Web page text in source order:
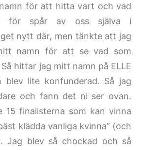
för att hitta vart och vad
för spår av oss själva i
nytt där, men tänkte att jag
namn för att se vad som
hittar jag mitt namn på ELLE
blev lite konfunderad. Så jag
och fann det ni ser ovan.
15 finalisterna som kan vinna
klädda vanliga kvinna” (och
Jag blev så chockad och så